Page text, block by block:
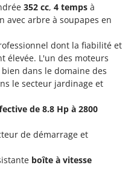
352 cc, 4 temps à
avec arbre à soupapes en
dont la fiabilité et
élevée. L'un des moteurs
dans le domaine des
le secteur jardinage et
de 8.8 Hp à 2800
de démarrage et
boîte à vitesse